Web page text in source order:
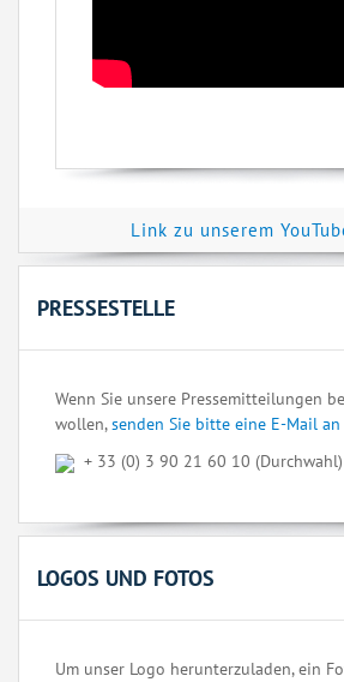
Link zu unserem
PRESSESTELLE
Wenn Sie unsere Pressemitteilungen
wollen,senden Sie bitte eine E-Mail
+ 33 (0) 3 90 21 60 10 (Durchwahl)
LOGOS UND FOTOS
Um unser Logo herunterzuladen, ein